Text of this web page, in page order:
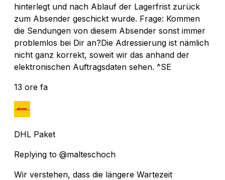
hinterlegt und nach Ablauf der Lagerfrist zurück
zum Absender geschickt wurde. Frage: Kommen
die Sendungen von diesem Absender sonst immer
problemlos bei Dir an?Die Adressierung ist nämlich
nicht ganz korrekt, soweit wir das anhand der
elektronischen Auftragsdaten sehen. ^SE
13 ore fa
DHL Paket
Replying to @malteschoch
Wir verstehen, dass die längere Wartezeit